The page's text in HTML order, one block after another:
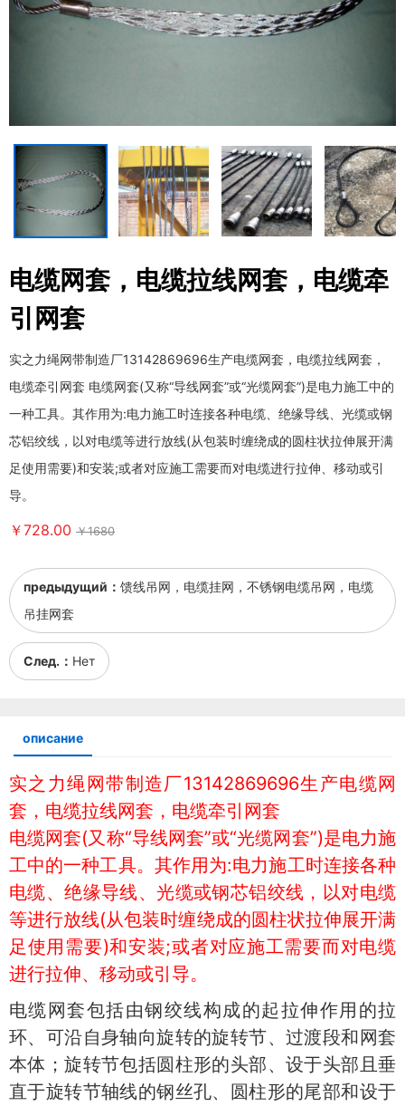
电缆网套，电缆拉线网套，电缆牵
引网套
实之力绳网带制造厂13142869696生产电缆网套，电缆拉线网套，
电缆牵引网套 电缆网套(又称“导线网套”或“光缆网套”)是电力施工中的
一种工具。其作用为:电力施工时连接各种电缆、绝缘导线、光缆或钢
芯铝绞线，以对电缆等进行放线(从包装时缠绕成的圆柱状拉伸展开满
足使用需要)和安装;或者对应施工需要而对电缆进行拉伸、移动或引
导。
￥728.00 ￥1680
предыдущий： 馈线吊网，电缆挂网，不锈钢电缆吊网，电缆
吊挂网套
След.： Нет
описание
实之力绳网带制造厂13142869696生产电缆网
套，电缆拉线网套，电缆牵引网套
电缆网套(又称“导线网套”或“光缆网套”)是电力施
工中的一种工具。其作用为:电力施工时连接各种
电缆、绝缘导线、光缆或钢芯铝绞线，以对电缆
等进行放线(从包装时缠绕成的圆柱状拉伸展开满
足使用需要)和安装;或者对应施工需要而对电缆
进行拉伸、移动或引导。
电缆网套包括由钢绞线构成的起拉伸作用的拉
环、可沿自身轴向旋转的旋转节、过渡段和网套
本体；旋转节包括圆柱形的头部、设于头部且垂
直于旋转节轴线的钢丝孔、圆柱形的尾部和设于